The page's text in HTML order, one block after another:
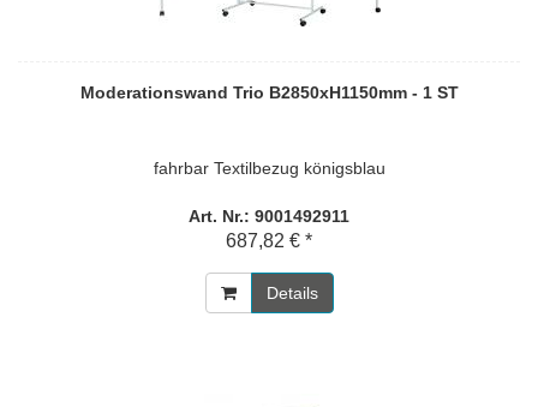
Moderationswand Trio B2850xH1150mm - 1 ST
fahrbar Textilbezug königsblau
Art. Nr.: 9001492911
687,82 € *
Details